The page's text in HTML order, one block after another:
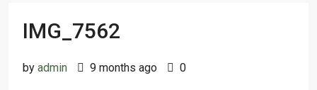
IMG_7562
by admin 9 months ago 0